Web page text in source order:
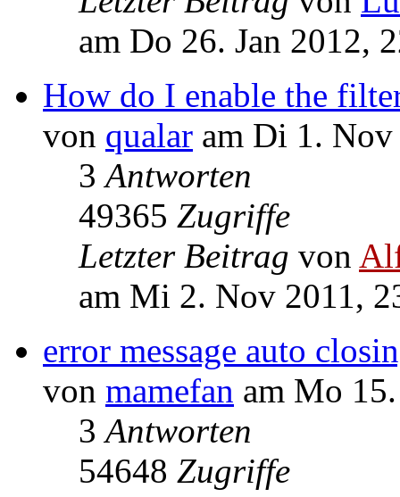
am Do 26. Jan 2012,
How do I enable the
von qualar am Di 1.
3Antworten
49365 Zugriffe
Letzter Beitrag von
am Mi 2. Nov 2011,
error message auto
von mamefan am Mo
3Antworten
54648 Zugriffe